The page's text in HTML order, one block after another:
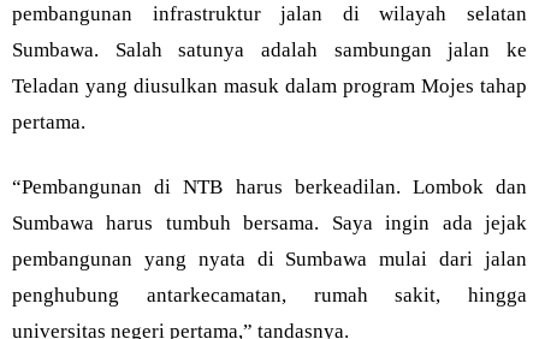
pembangunan infrastruktur jalan di wilayah selatan
Sumbawa. Salah satunya adalah sambungan jalan ke
Teladan yang diusulkan masuk dalam program Mojes tahap
pertama.
“Pembangunan di NTB harus berkeadilan. Lombok dan
Sumbawa harus tumbuh bersama. Saya ingin ada jejak
pembangunan yang nyata di Sumbawa mulai dari jalan
penghubung antarkecamatan, rumah sakit, hingga
universitas negeri pertama,” tandasnya.